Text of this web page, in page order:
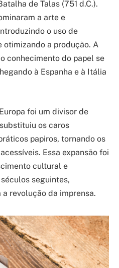
de Talas (751 d.C.).
a arte e
o uso de
otimizando a produção. A
conhecimento do papel se
à Espanha e à Itália
foi um divisor de
os caros
papiros, tornando os
Essa expansão foi
cultural e
seguintes,
revolução da imprensa.